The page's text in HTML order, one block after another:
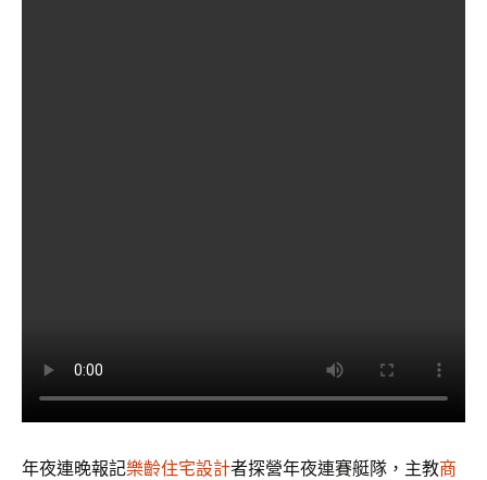
年夜連晚報記樂齡住宅設計者探營年夜連賽艇隊，主教商